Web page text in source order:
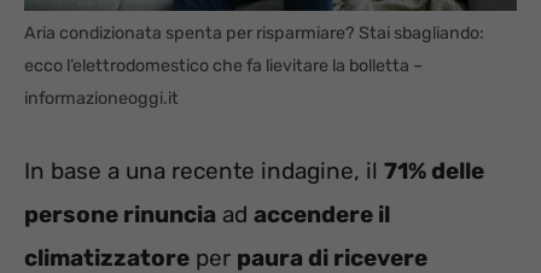
Aria condizionata spenta per risparmiare? Stai sbagliando:
ecco l’elettrodomestico che fa lievitare la bolletta –
informazioneoggi.it
In base a una recente indagine, il 71% delle
persone rinuncia ad accendere il
climatizzatore per paura di ricevere